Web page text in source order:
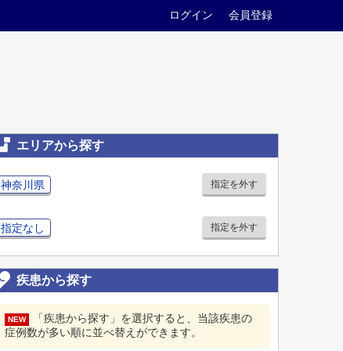
ログイン 会員登録
エリアから探す
神奈川県 指定を外す
指定なし 指定を外す
疾患から探す
NEW
「疾患から探す」を選択すると、当該疾患の
症例数が多い順に並べ替えができます。